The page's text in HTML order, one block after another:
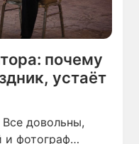
почему
устаёт
довольны,
и фотограф